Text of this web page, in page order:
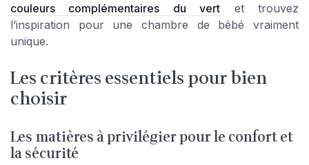
couleurs complémentaires du vert et trouvez
l’inspiration pour une chambre de bébé vraiment
unique.
Les critères essentiels pour bien
choisir
Les matières à privilégier pour le confort et
la sécurité